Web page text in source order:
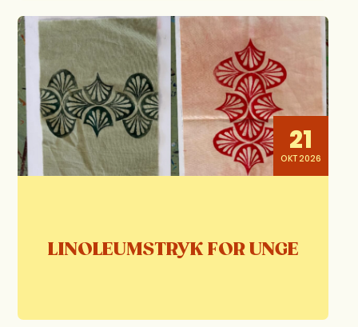
21
OKT 2026
LINOLEUMSTRYK FOR UNGE